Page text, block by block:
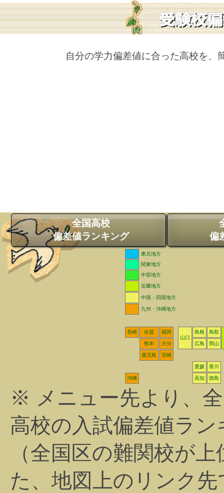
自分の学力偏差値に合った高校を、
全国高校
偏差値ランキング
偏
東北地方
関東地方
中部地方
近畿地方
中国・四国地方
九州・沖縄地方
長崎 佐賀
福岡
山口
島根
鳥取
熊本
大分 広島 岡山
鹿児島 宮崎
愛媛 香川
沖縄 高知 徳島
※ メニュー先より、
高校の入試偏差値ラ
（全国区の難関校が
た、地図上のリンク